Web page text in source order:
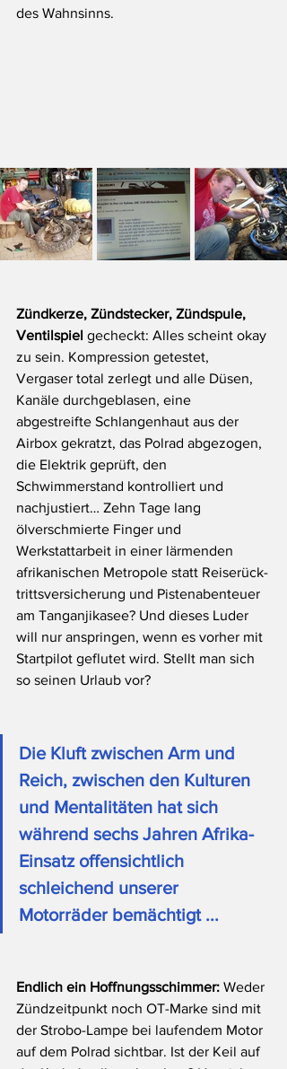
des Wahnsinns.
Zündkerze, Zündstecker, Zündspule,
Ventilspiel gecheckt: Alles scheint okay
zu sein. Kompression getestet,
Vergaser total zerlegt und alle Düsen,
Kanäle durchgeblasen, eine
abgestreifte Schlangenhaut aus der
Airbox gekratzt, das Polrad abgezogen,
die Elektrik geprüft, den
Schwimmerstand kontrolliert und
nachjustiert… Zehn Tage lang
ölverschmierte Finger und
Werkstattarbeit in einer lärmenden
afrikanischen Metropole statt Reiserück-
trittsversicherung und Pistenabenteuer
am Tanganjikasee? Und dieses Luder
will nur anspringen, wenn es vorher mit
Startpilot geflutet wird. Stellt man sich
so seinen Urlaub vor?
Die Kluft zwischen Arm und
Reich, zwischen den Kulturen
und Mentalitäten hat sich
während sechs Jahren Afrika-
Einsatz offensichtlich
schleichend unserer
Motorräder bemächtigt ...
Endlich ein Hoffnungsschimmer: Weder
Zündzeitpunkt noch OT-Marke sind mit
der Strobo-Lampe bei laufendem Motor
auf dem Polrad sichtbar. Ist der Keil auf